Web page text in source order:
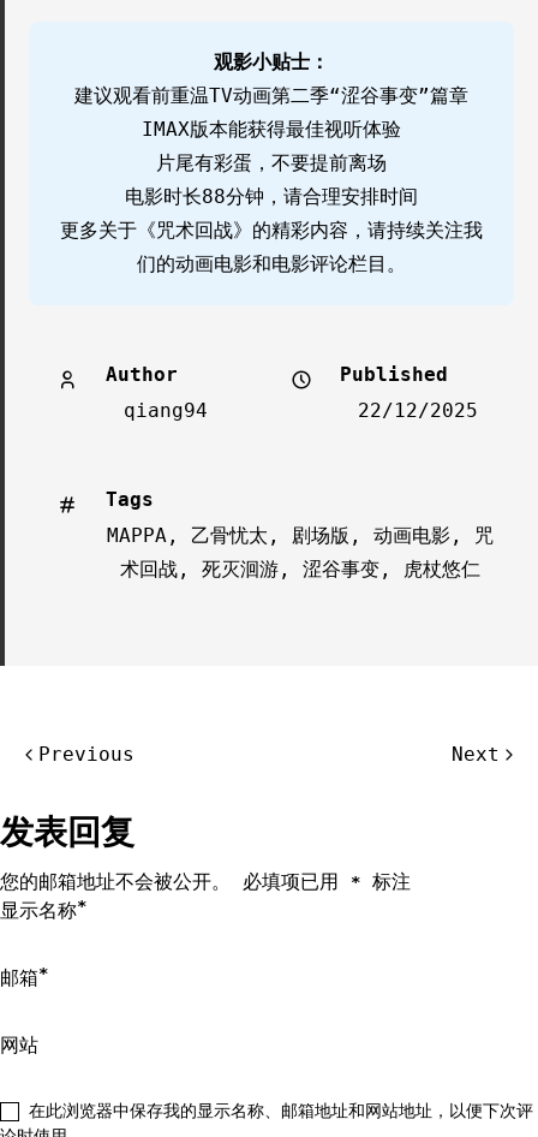
观影小贴士：
建议观看前重温TV动画第二季“涩谷事变”篇章
IMAX版本能获得最佳视听体验
片尾有彩蛋，不要提前离场
电影时长88分钟，请合理安排时间
更多关于《咒术回战》的精彩内容，请持续关注我
们的动画电影和电影评论栏目。
Author
qiang94
Published
22/12/2025
Tags
MAPPA , 乙骨忧太 , 剧场版 , 动画电影 ,
咒
术回战 , 死灭洄游 , 涩谷事变 , 虎杖悠仁
航
Previous Next
发表回复
您的邮箱地址不会被公开。 必填项已用 * 标注
显示名称*
邮箱*
网站
在此浏览器中保存我的显示名称、邮箱地址和网站地址，以便下次评